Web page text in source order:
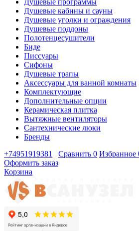
Душевые программы
Душевые кабины и сауны
Душевые уголки и ограждения
Душевые поддоны
Полотенцесушители
Биде
Писсуары
Сифоны
Душевые трапы
Аксессуары для ванной комнаты
Комплектующие
Дополнительные опции
Керамическая плитка
Вытяжные вентиляторы
Сантехнические люки
Бренды
+74951919381
Сравнить 0 Избранное
Оформить заказ
Корзина